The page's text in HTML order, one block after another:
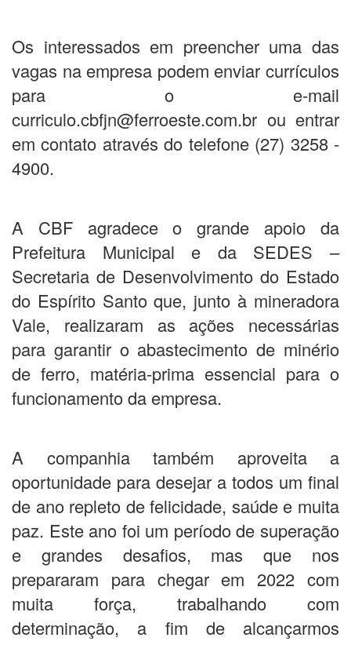
Os interessados em preencher uma das
vagas na empresa podem enviar currículos
para o e-mail
curriculo.cbfjn@ferroeste.com.br ou entrar
em contato através do telefone (27) 3258 -
4900.
A CBF agradece o grande apoio da
Prefeitura Municipal e da SEDES –
Secretaria de Desenvolvimento do Estado
do Espírito Santo que, junto à mineradora
Vale, realizaram as ações necessárias
para garantir o abastecimento de minério
de ferro, matéria-prima essencial para o
funcionamento da empresa.
A companhia também aproveita a
oportunidade para desejar a todos um final
de ano repleto de felicidade, saúde e muita
paz. Este ano foi um período de superação
e grandes desafios, mas que nos
prepararam para chegar em 2022 com
muita força, trabalhando com
determinação, a fim de alcançarmos